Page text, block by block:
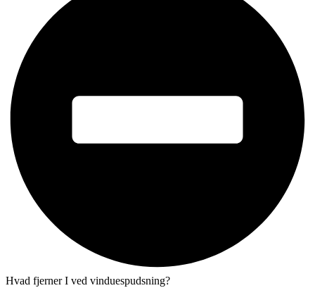
Hvad fjerner I ved vinduespudsning?